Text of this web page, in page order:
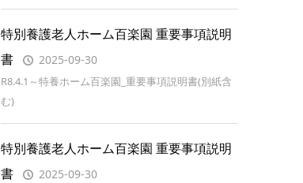
特別養護老人ホーム百楽園 重要事項説明
書
2025-09-30
R8.4.1～特養ホーム百楽園_重要事項説明書(別紙含
む)
特別養護老人ホーム百楽園 重要事項説明
書
2025-09-30